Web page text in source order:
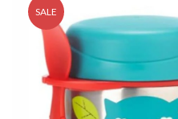
SALE